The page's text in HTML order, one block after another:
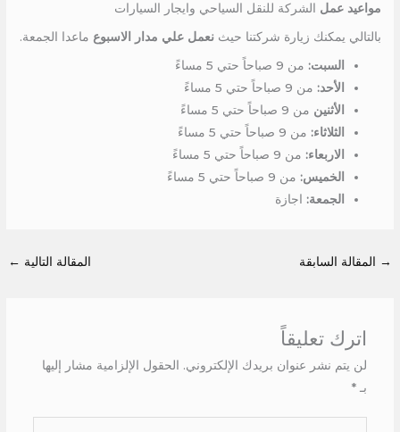
مواعيد عمل الشركة للنقل السياحي وايجار السيارات
بالتالي يمكنك زيارة شركتنا حيثنعمل علي مدار الاسبوع ماعدا الجمعة.
السبت: من 9 صباحاً حتي 5 مساءً
الأحد: من 9 صباحاً حتي 5 مساءً
الأثنين من 9 صباحاً حتي 5 مساءً
الثلاثاء: من 9 صباحاً حتي 5 مساءً
الاربعاء: من 9 صباحاً حتي 5 مساءً
الخميس: من 9 صباحاً حتي 5 مساءً
الجمعة: اجازة
→ المقالة السابقة المقالة التالية ←
اترك تعليقاً
لن يتم نشر عنوان بريدك الإلكتروني. الحقول الإلزامية مشار إليها
بـ *